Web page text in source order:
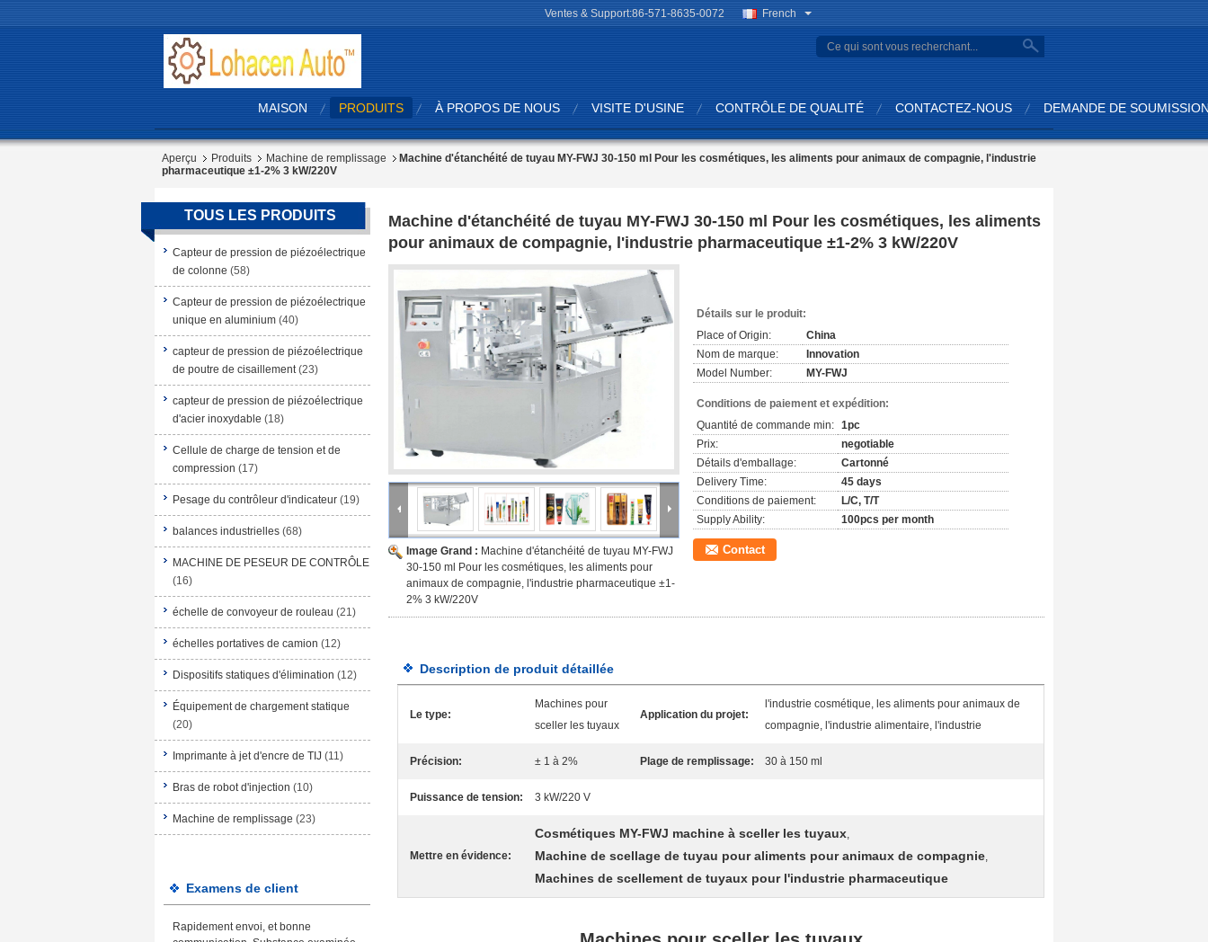
Ventes & Support:86-571-8635-0072 French
search
MAISON PRODUITS À PROPOS DE NOUS VISITE D'USINE CONTRÔLE DE QUALITÉ CONTACTEZ-NOUS DEMANDE DE
Aperçu Produits Machine de remplissage
Machine d'étanchéité de tuyau MY-FWJ 30-150 ml Pour les cosmétiques, les aliments pour animaux de compagnie, l'industrie
pharmaceutique ±1-2% 3 kW/220V
TOUS LES PRODUITS
Capteur de pression de piézoélectrique
de colonne (58)
Capteur de pression de piézoélectrique
unique en aluminium (40)
capteur de pression de piézoélectrique
de poutre de cisaillement (23)
capteur de pression de piézoélectrique
d'acier inoxydable (18)
Cellule de charge de tension et de
compression (17)
Pesage du contrôleur d'indicateur (19)
balances industrielles (68)
MACHINE DE PESEUR DE CONTRÔLE
(16)
échelle de convoyeur de rouleau (21)
échelles portatives de camion (12)
Dispositifs statiques d'élimination (12)
Équipement de chargement statique
(20)
Imprimante à jet d'encre de TIJ (11)
Bras de robot d'injection (10)
Machine de remplissage (23)
Examens de client
Rapidement envoi, et bonne
Machine d'étanchéité de tuyau MY-FWJ 30-150 ml Pour les cosmétiques, les aliments
pour animaux de compagnie, l'industrie pharmaceutique ±1-2% 3 kW/220V
Image Grand : Machine d'étanchéité de tuyau MY-FWJ
30-150 ml Pour les cosmétiques, les aliments pour
animaux de compagnie, l'industrie pharmaceutique ±1-
2% 3 kW/220V
Détails sur le produit:
Place of Origin:
China
Nom de marque:
Innovation
Model Number:
MY-FWJ
Conditions de paiement et expédition:
Quantité de commande min: 1pc
Prix:
negotiable
Détails d'emballage:
Cartonné
Delivery Time:
45 days
Conditions de paiement:
L/C, T/T
Supply Ability:
100pcs per month
Contact
Description de produit détaillée
Le type:
Machines pour
sceller les tuyaux
Application du projet:
l'industrie cosmétique, les aliments pour animaux de
compagnie, l'industrie alimentaire, l'industrie
Précision: ± 1 à 2% Plage de remplissage: 30 à 150 ml
Puissance de tension: 3 kW/220 V
Mettre en évidence:
Cosmétiques MY-FWJ machine à sceller les tuyaux,
Machine de scellage de tuyau pour aliments pour animaux de compagnie,
Machines de scellement de tuyaux pour l'industrie pharmaceutique